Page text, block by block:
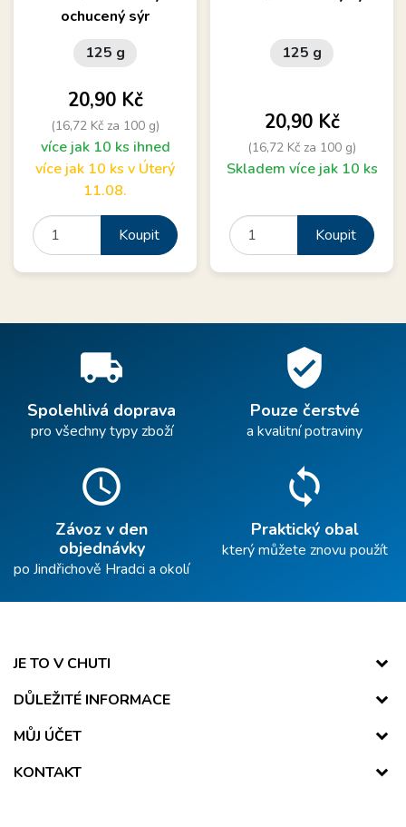
ochucený sýr
125 g
Cena
20,90 Kč
(16,72 Kč za 100 g)
více jak 10 ks ihned
více jak 10 ks v Úterý
11.08.
Koupit
125 g
Cena
20,90 Kč
(16,72 Kč za 100 g)
Skladem více jak 10 ks
Koupit
local_shipping
Spolehlivá doprava
pro všechny typy zboží
verified_user
Pouze čerstvé
a kvalitní potraviny
schedule
Závoz v den
objednávky
po Jindřichově Hradci a okolí
sync
Praktický obal
který můžete znovu použít
JE TO V CHUTI
DŮLEŽITÉ INFORMACE
MŮJ ÚČET
KONTAKT